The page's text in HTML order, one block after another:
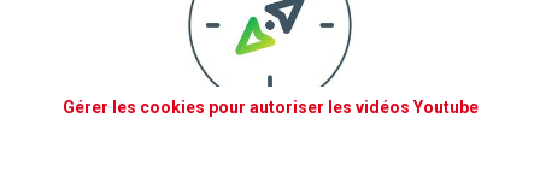
Gérer les cookies pour autoriser les vidéos Youtube